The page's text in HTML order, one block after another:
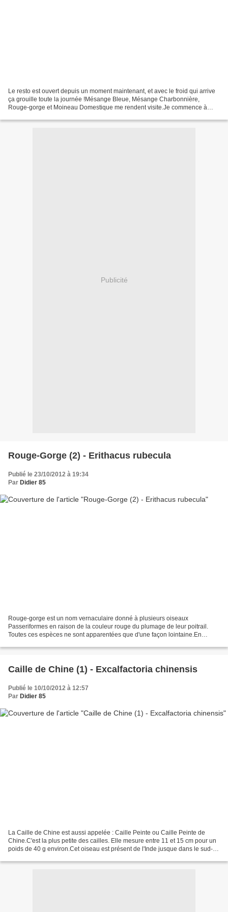
Le resto est ouvert depuis un moment maintenant, et avec le froid qui arrive
ça grouille toute la journée !Mésange Bleue, Mésange Charbonnière,
Rouge-gorge et Moineau Domestique me rendent visite.Je commence à
Publicité
Rouge-Gorge (2) - Erithacus rubecula
Publié le 23/10/2012 à 19:34
Par Didier 85
Rouge-gorge est un nom vernaculaire donné à plusieurs oiseaux
Passeriformes en raison de la couleur rouge du plumage de leur poitrail.
Toutes ces espèces ne sont apparentées que d'une façon lointaine.En
Caille de Chine (1) - Excalfactoria chinensis
Publié le 10/10/2012 à 12:57
Par Didier 85
La Caille de Chine est aussi appelée : Caille Peinte ou Caille Peinte de
Chine.C'est la plus petite des cailles. Elle mesure entre 11 et 15 cm pour un
poids de 40 g environ.Cet oiseau est présent de l'Inde jusque dans le sud-